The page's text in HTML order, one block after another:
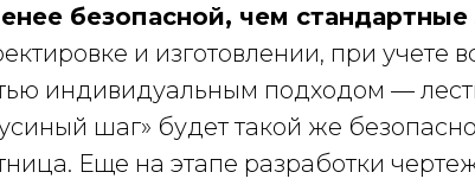
безопасной, чем
и изготовлении, при учете
индивидуальным подходом —
шаг» будет такой же
Еще на этапе разработки